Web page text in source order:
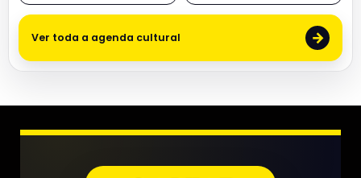
Ver toda a agenda cultural →